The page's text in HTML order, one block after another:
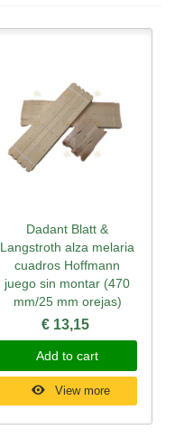
Dadant Blatt &
Langstroth alza melaria
cuadros Hoffmann
juego sin montar (470
mm/25 mm orejas)
€ 13,15
Add to cart
View more